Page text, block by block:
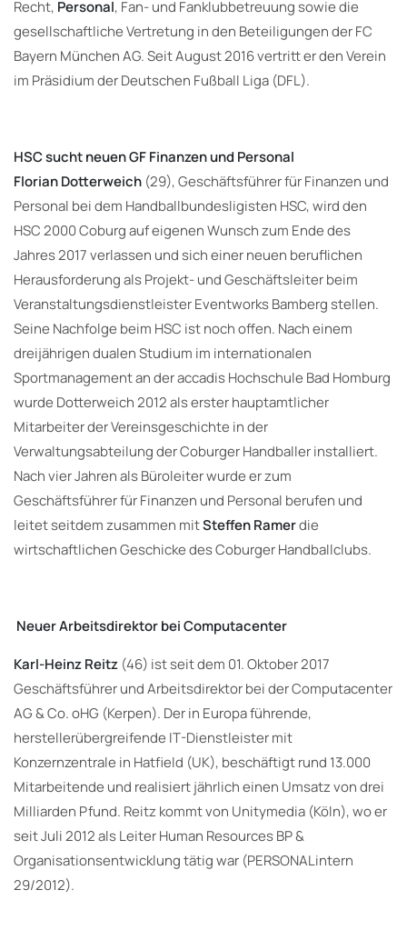
Recht, Personal, Fan- und Fanklubbetreuung sowie die
gesellschaftliche Vertretung in den Beteiligungen der FC
Bayern München AG. Seit August 2016 vertritt er den Verein
im Präsidium der Deutschen Fußball Liga (DFL).
HSC sucht neuen GF Finanzen und Personal
Florian Dotterweich (29), Geschäftsführer für Finanzen und
Personal bei dem Handballbundesligisten HSC, wird den
HSC 2000 Coburg auf eigenen Wunsch zum Ende des
Jahres 2017 verlassen und sich einer neuen beruflichen
Herausforderung als Projekt- und Geschäftsleiter beim
Veranstaltungsdienstleister Eventworks Bamberg stellen.
Seine Nachfolge beim HSC ist noch offen. Nach einem
dreijährigen dualen Studium im internationalen
Sportmanagement an der accadis Hochschule Bad Homburg
wurde Dotterweich 2012 als erster hauptamtlicher
Mitarbeiter der Vereinsgeschichte in der
Verwaltungsabteilung der Coburger Handballer installiert.
Nach vier Jahren als Büroleiter wurde er zum
Geschäftsführer für Finanzen und Personal berufen und
leitet seitdem zusammen mitSteffen Ramerdie
wirtschaftlichen Geschicke des Coburger Handballclubs.
Neuer Arbeitsdirektor bei Computacenter
Karl-Heinz Reitz (46) ist seit dem 01. Oktober 2017
Geschäftsführer und Arbeitsdirektor bei der Computacenter
AG & Co. oHG (Kerpen). Der in Europa führende,
herstellerübergreifende IT-Dienstleister mit
Konzernzentrale in Hatfield (UK), beschäftigt rund 13.000
Mitarbeitende und realisiert jährlich einen Umsatz von drei
Milliarden Pfund. Reitz kommt von Unitymedia (Köln), wo er
seit Juli 2012 als Leiter Human Resources BP &
Organisationsentwicklung tätig war (PERSONALintern
29/2012).